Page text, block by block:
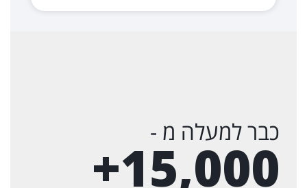
כבר למעלה מ -
15,000
+